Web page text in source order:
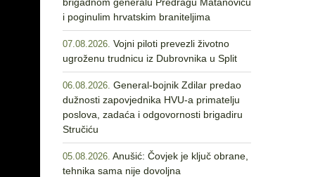
i poginulim hrvatskim braniteljima
07.08.2026. Vojni piloti prevezli životno
ugroženu trudnicu iz Dubrovnika u Split
06.08.2026. General-bojnik Zdilar predao
dužnosti zapovjednika HVU-a primatelju
poslova, zadaća i odgovornosti brigadiru
Stručiću
05.08.2026. Anušić: Čovjek je ključ obrane,
tehnika sama nije dovoljna